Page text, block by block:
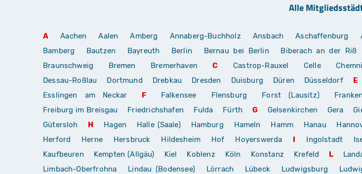
Alle
A Aachen Aalen Amberg Annaberg-Buchholz Ansbach Aschaffenburg
Bamberg
Bautzen Bayreuth Berlin Bernau bei Berlin Biberach an der Riß
Braunschweig
Bremen Bremerhaven C Castrop-Rauxel Celle
Dessau-Roßlau
Dortmund Drebkau Dresden Duisburg Düren Düsseldorf E
Esslingen am Neckar
F Falkensee Flensburg Forst (Lausitz)
Freiburg im Breisgau
Friedrichshafen Fulda Fürth G Gelsenkirchen Gera
Gütersloh
H Hagen Halle (Saale) Hamburg Hameln Hamm Hanau
Herford
Herne Hersbruck Hildesheim Hof Hoyerswerda I Ingolstadt
Kaufbeuren
Kempten (Allgäu) Kiel Koblenz Köln Konstanz Krefeld L
Limbach-Oberfrohna
Lindau (Bodensee) Lörrach Lübeck Ludwigsburg